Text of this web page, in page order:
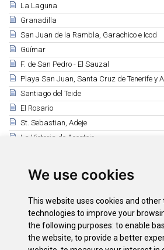
We use cookies
This website uses cookies and other
technologies to improve your
the following purposes: to enable
the website, to provide a better
La Laguna
Granadilla
San Juan de la Rambla, Garachico e Icod
Güímar
F. de San Pedro - El Sauzal
Playa San Juan, Santa Cruz de Tenerife y
Santiago del Teide
El Rosario
St. Sebastian, Adeje
La Victoria de Acentejo
Ntra Sra de Los Remedios - Tegueste
San Miguel Arcángel - San Miguel de
Fiestas de Adeje y Santa Úrsula
Buenavista del Norte
La Matanza y Taganana